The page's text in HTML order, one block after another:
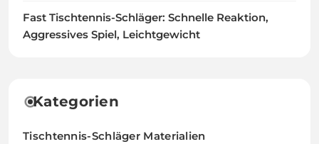
Fast Tischtennis-Schläger: Schnelle Reaktion,
Aggressives Spiel, Leichtgewicht
Kategorien
Tischtennis-Schläger Materialien